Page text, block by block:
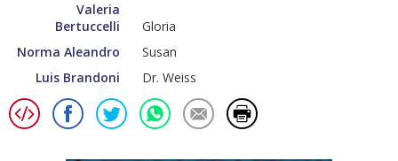
Valeria
Bertuccelli
Gloria
Norma Aleandro
Susan
Luis Brandoni
Dr. Weiss